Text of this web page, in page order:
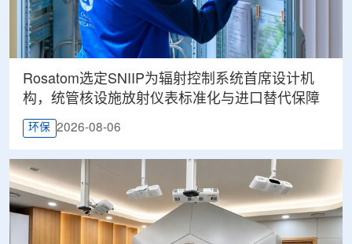
Rosatom选定SNIIP为辐射控制系统首席设计机
构，统管核设施放射仪表标准化与进口替代保障
环保 2026-08-06